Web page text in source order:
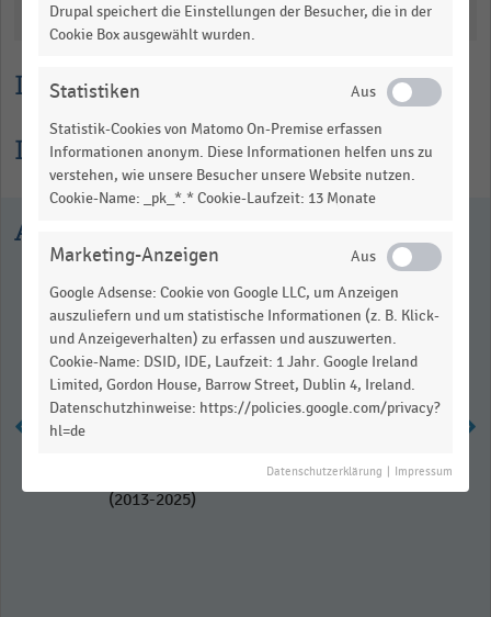
Lesehilfe
Informationen zur Statistik
Katalogisierung
Ausgewählte Statistiken
Gewinn des Großhändlers Costco
(2013-2025)
Drupal speichert die Einstellungen der Besucher, die in der
Cookie Box ausgewählt wurden.
Statistiken
Statistik-Cookies von Matomo On-Premise erfassen
Informationen anonym. Diese Informationen helfen uns zu
verstehen, wie unsere Besucher unsere Website nutzen.
Cookie-Name: _pk_*.* Cookie-Laufzeit: 13 Monate
Marketing-Anzeigen
Google Adsense: Cookie von Google LLC, um Anzeigen
auszuliefern und um statistische Informationen (z. B. Klick-
und Anzeigeverhalten) zu erfassen und auszuwerten.
Cookie-Name: DSID, IDE, Laufzeit: 1 Jahr. Google Ireland
Limited, Gordon House, Barrow Street, Dublin 4, Ireland.
Datenschutzhinweise: https://policies.google.com/privacy?
hl=de
Datenschutzerklärung Impressum